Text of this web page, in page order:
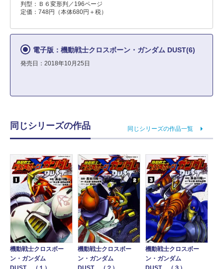
判型：Ｂ６変形判／196ページ
定価：748円（本体680円＋税）
電子版：機動戦士クロスボーン・ガンダム DUST(6)
発売日：2018年10月25日
同じシリーズの作品 同じシリーズの作品一覧
機動戦士クロスボー
ン・ガンダム
機動戦士クロスボー
ン・ガンダム
機動戦士クロスボー
ン・ガンダム